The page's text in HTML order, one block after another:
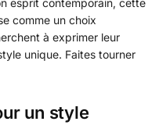
comme un choix
à exprimer leur
unique. Faites tourner
un style